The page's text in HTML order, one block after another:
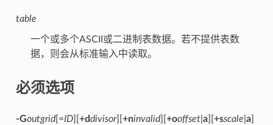
table
一个或多个ASCII或二进制表数据。若不提供表数
据，则会从标准输入中读取。
必须选项
-Goutgrid[=ID][ +ddivisor][ +ninvalid][ +ooffset| a][ +sscale a]